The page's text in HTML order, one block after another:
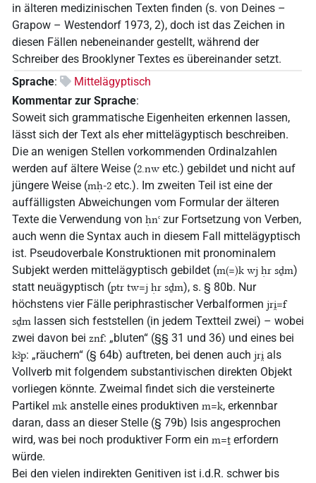
in älteren medizinischen Texten finden (s. von Deines –
Grapow – Westendorf 1973, 2), doch ist das Zeichen in
diesen Fällen nebeneinander gestellt, während der
Schreiber des Brooklyner Textes es übereinander setzt.
Sprache:
Mittelägyptisch
Kommentar zur Sprache:
Soweit sich grammatische Eigenheiten erkennen lassen,
lässt sich der Text als eher mittelägyptisch beschreiben.
Die an wenigen Stellen vorkommenden Ordinalzahlen
werden auf ältere Weise (2.nw etc.) gebildet und nicht auf
jüngere Weise (mḥ-2 etc.). Im zweiten Teil ist eine der
auffälligsten Abweichungen vom Formular der älteren
Texte die Verwendung von ḥnꜥ zur Fortsetzung von Verben,
auch wenn die Syntax auch in diesem Fall mittelägyptisch
ist. Pseudoverbale Konstruktionen mit pronominalem
Subjekt werden mittelägyptisch gebildet (m(=)k wj ḥr sḏm)
statt neuägyptisch (ptr tw=j ḥr sḏm), s. § 80b. Nur
höchstens vier Fälle periphrastischer Verbalformen jri̯=f
sḏm lassen sich feststellen (in jedem Textteil zwei) – wobei
zwei davon bei znf: „bluten“ (§§ 31 und 36) und eines bei
kꜣp: „räuchern“ (§ 64b) auftreten, bei denen auch jri̯ als
Vollverb mit folgendem substantivischen direkten Objekt
vorliegen könnte. Zweimal findet sich die versteinerte
Partikel mk anstelle eines produktiven m=k, erkennbar
daran, dass an dieser Stelle (§ 79b) Isis angesprochen
wird, was bei noch produktiver Form ein m=ṯ erfordern
würde.
Bei den vielen indirekten Genitiven ist i.d.R. schwer bis